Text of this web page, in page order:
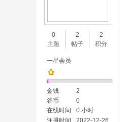
0
主题
2
帖子
2
积分
一星会员
金钱
2
谷币
0
在线时间
0 小时
注册时间
2022-12-26